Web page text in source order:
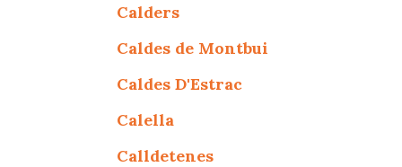
Calders
Caldes de Montbui
Caldes D'Estrac
Calella
Calldetenes